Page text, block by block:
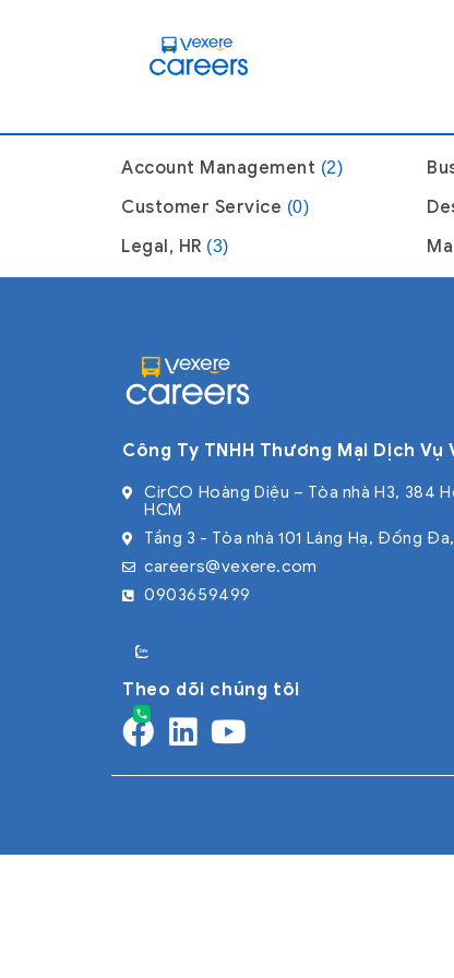
Account Management (2)
Customer Service (0)
Legal, HR (3)
Công Ty TNHH Thương Mại Dịch Vụ
CirCO Hoàng Diệu – Tòa nhà H3, 384
HCM
Tầng 3 - Tòa nhà 101 Láng Hạ, Đống
careers@vexere.com
0903659499
Theo dõi chúng tôi